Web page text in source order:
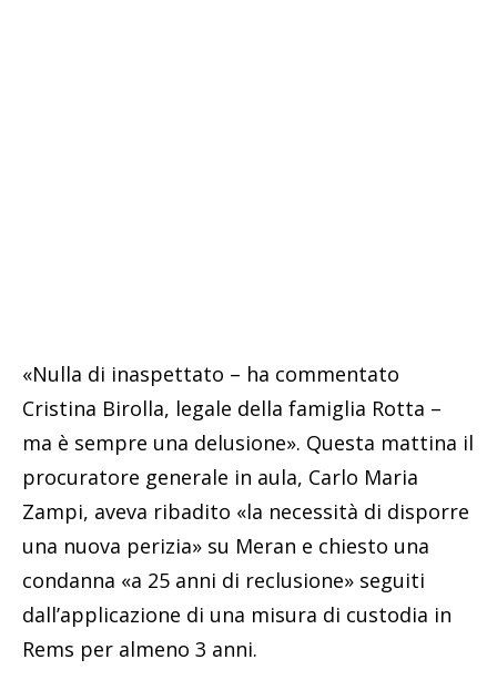
«Nulla di inaspettato – ha commentato
Cristina Birolla, legale della famiglia Rotta –
ma è sempre una delusione». Questa mattina il
procuratore generale in aula, Carlo Maria
Zampi, aveva ribadito «la necessità di disporre
una nuova perizia» su Meran e chiesto una
condanna «a 25 anni di reclusione» seguiti
dall’applicazione di una misura di custodia in
Rems per almeno 3 anni.